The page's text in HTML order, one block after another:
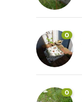
0
0